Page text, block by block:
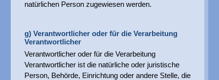
natürlichen Person zugewiesen werden.
g) Verantwortlicher oder für die Verarbeitung
Verantwortlicher
Verantwortlicher oder für die Verarbeitung
Verantwortlicher ist die natürliche oder juristische
Person, Behörde, Einrichtung oder andere Stelle, die